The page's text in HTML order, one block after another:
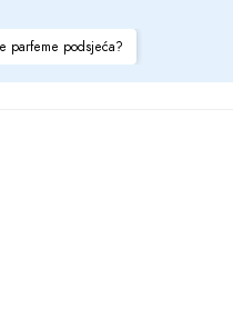
parfeme podsjeća?